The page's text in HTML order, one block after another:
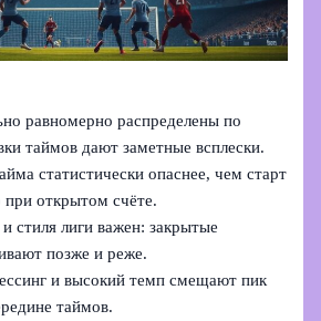
равномерно распределены по
таймов дают заметные всплески.
статистически опаснее, чем старт
при открытом счёте.
стиля лиги важен: закрытые
позже и реже.
и высокий темп смещают пик
таймов.